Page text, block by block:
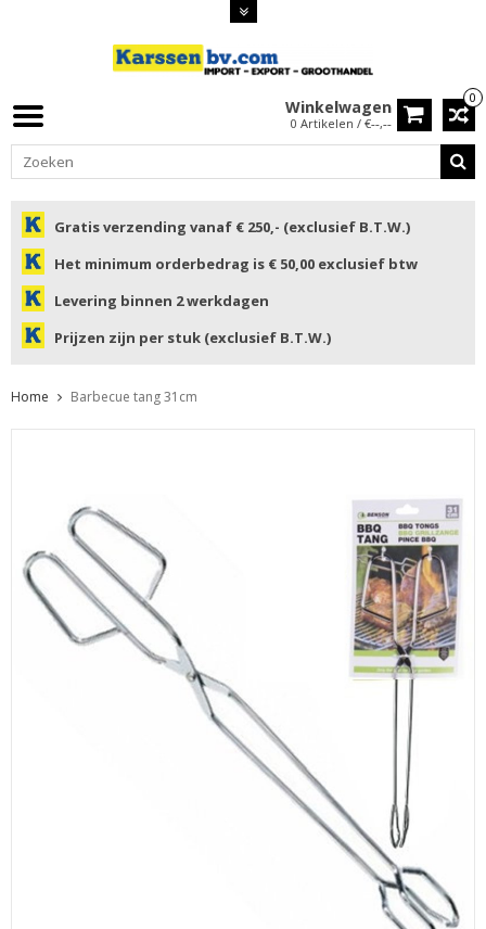
0
Winkelwagen
0 Artikelen / €--,--
Gratis verzending vanaf € 250,- (exclusief B.T.W.)
Het minimum orderbedrag is € 50,00 exclusief btw
Levering binnen 2 werkdagen
Prijzen zijn per stuk (exclusief B.T.W.)
Home Barbecue tang 31cm